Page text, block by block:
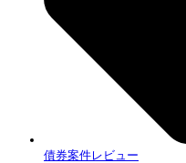
債券案件レビュー